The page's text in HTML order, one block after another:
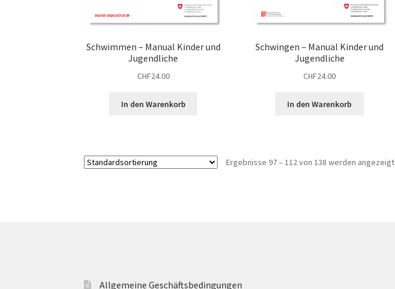
Schwimmen – Manual Kinder und
Jugendliche
CHF24.00
In den Warenkorb
Schwingen – Manual Kinder und
Jugendliche
CHF24.00
In den Warenkorb
Ergebnisse 97 – 112 von 138 werden angezeigt
Allgemeine Geschäftsbedingungen